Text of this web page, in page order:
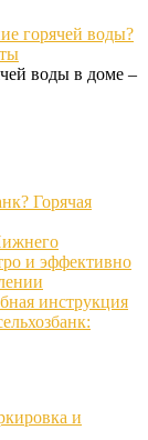
горячей воды?
воды в доме –
Горячая
и эффективно
инструкция